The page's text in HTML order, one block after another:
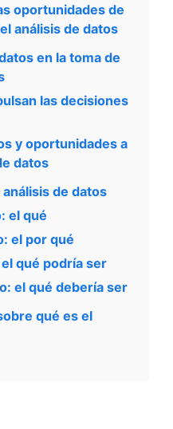
oportunidades de
análisis de datos
en la toma de
las decisiones
y oportunidades a
datos
de datos
el qué
el por qué
qué podría ser
el qué debería ser
qué es el